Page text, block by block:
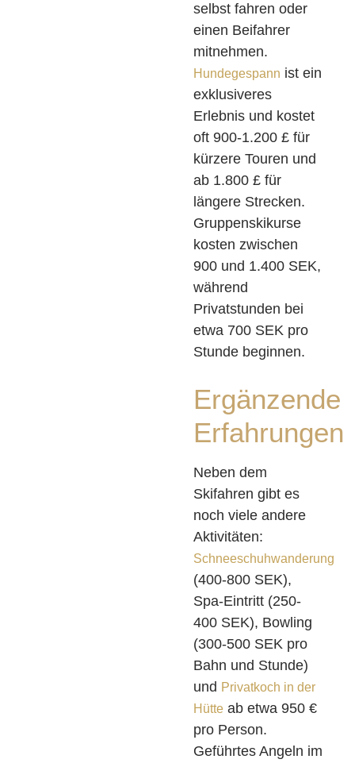
selbst fahren oder
einen Beifahrer
mitnehmen.
Hundegespann ist ein
exklusiveres
Erlebnis und kostet
oft 900-1.200 £ für
kürzere Touren und
ab 1.800 £ für
längere Strecken.
Gruppenskikurse
kosten zwischen
900 und 1.400 SEK,
während
Privatstunden bei
etwa 700 SEK pro
Stunde beginnen.
Ergänzende
Erfahrungen
Neben dem
Skifahren gibt es
noch viele andere
Aktivitäten:
Schneeschuhwanderung
(400-800 SEK),
Spa-Eintritt (250-
400 SEK), Bowling
(300-500 SEK pro
Bahn und Stunde)
und Privatkoch in der
Hütte ab etwa 950 €
pro Person.
Geführtes Angeln im